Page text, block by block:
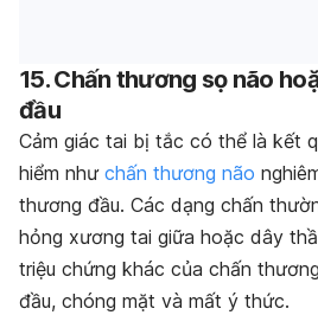
15. Chấn thương sọ não
đầu
Cảm giác tai bị tắc có thể là kết
hiểm như chấn thương não
thương đầu. Các dạng chấn
hỏng xương tai giữa hoặc dây
triệu chứng khác của chấn
đầu, chóng mặt và mất ý thức.